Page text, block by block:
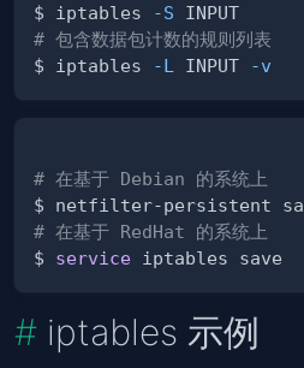
$ iptables
-S
# 包含数据包计数的规则列表
$ iptables
-L INPUT -v
# 在基于 Debian 的系统上
# 在基于 RedHat 的系统上
$ service
iptables 示例